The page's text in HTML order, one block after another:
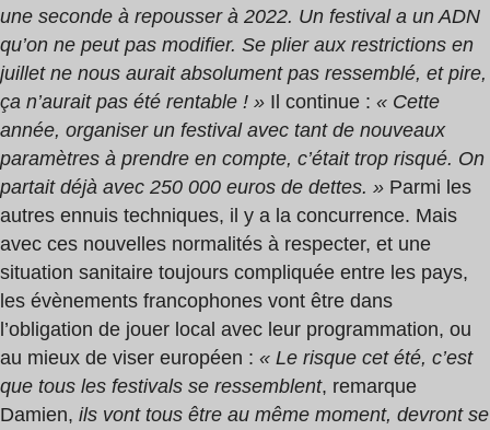
une seconde à repousser à 2022. Un festival a un ADN
qu’on ne peut pas modifier. Se plier aux restrictions en
juillet ne nous aurait absolument pas ressemblé, et pire,
ça n’aurait pas été rentable ! » Il continue : « Cette
année, organiser un festival avec tant de nouveaux
paramètres à prendre en compte, c’était trop risqué. On
partait déjà avec 250 000 euros de dettes. » Parmi les
autres ennuis techniques, il y a la concurrence. Mais
avec ces nouvelles normalités à respecter, et une
situation sanitaire toujours compliquée entre les pays,
les évènements francophones vont être dans
l’obligation de jouer local avec leur programmation, ou
au mieux de viser européen : « Le risque cet été, c’est
que tous les festivals se ressemblent, remarque
Damien, ils vont tous être au même moment, devront se